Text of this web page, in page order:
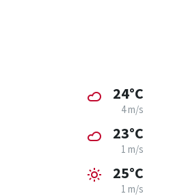
24°C
4 m/s
23°C
1 m/s
25°C
1 m/s